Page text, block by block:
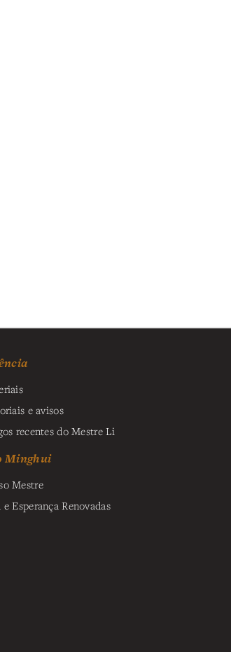
e avisos
recentes do Mestre Li
Minghui
Mestre
e Esperança Renovadas